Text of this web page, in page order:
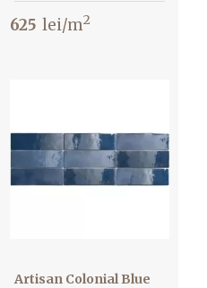
625 lei/m2
Artisan Colonial Blue